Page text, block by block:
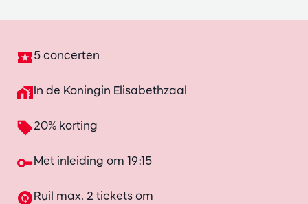
5 concerten
In de Koningin Elisabethzaal
20% korting
Met inleiding om 19:15
Ruil max. 2 tickets om